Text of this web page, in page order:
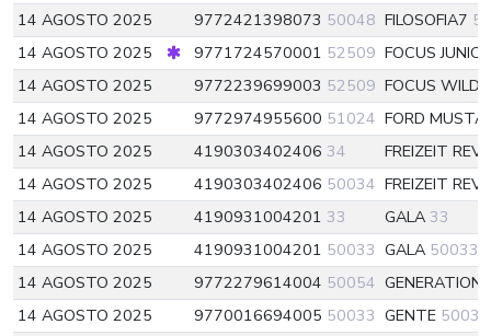
14 AGOSTO 2025
9772421398073 50048 FILOSOFIA7
14 AGOSTO 2025
9771724570001 52509 FOCUS
14 AGOSTO 2025
9772239699003 52509 FOCUS WILD
14 AGOSTO 2025
9772974955600 51024 FORD
14 AGOSTO 2025
4190303402406 34
FREIZEIT
14 AGOSTO 2025
4190303402406 50034 FREIZEIT
14 AGOSTO 2025
4190931004201 33 GALA 33
14 AGOSTO 2025
4190931004201 50033 GALA 50033
14 AGOSTO 2025
9772279614004 50054
14 AGOSTO 2025
9770016694005 50033 GENTE 50033